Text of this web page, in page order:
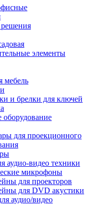
элементы
мебель
и брелки для ключей
для проекционного
аудио-видео техники
микрофоны
для проекторов
для DVD акустики
аудио/видео